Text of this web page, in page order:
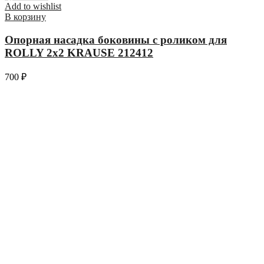
Add to wishlist
В корзину
Опорная насадка боковины с роликом для
ROLLY 2х2 KRAUSE 212412
700 ₽